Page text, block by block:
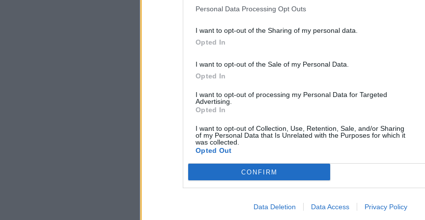
Personal Data Processing Opt Outs
I want to opt-out of the Sharing of my personal data.
Opted In
I want to opt-out of the Sale of my Personal Data.
Opted In
I want to opt-out of processing my Personal Data for Targeted
Advertising.
Opted In
I want to opt-out of Collection, Use, Retention, Sale, and/or Sharing
of my Personal Data that Is Unrelated with the Purposes for which it
was collected.
Opted Out
CONFIRM
Data Deletion Data Access Privacy Policy